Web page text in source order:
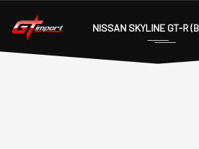
NISSAN SKYLINE GT-R